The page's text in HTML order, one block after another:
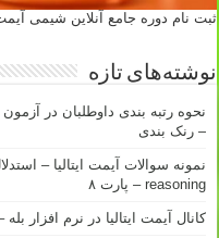
ثبت نام دوره جامع آنلاین شیمی آیمت 2027 ایتالیا - استاد مهدی
نوشته‌های تازه
– رنک بندی
reasoning – پارت ۸
کانال آیمت ایتالیا در نرم افزار